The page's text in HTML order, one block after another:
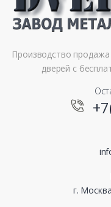
Производство
дверей с
г.